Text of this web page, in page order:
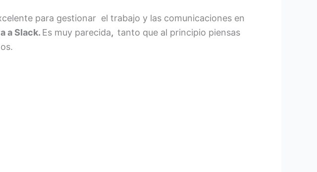
para gestionar el trabajo y las comunicaciones en
a Slack. Es muy parecida, tanto que al principio piensas